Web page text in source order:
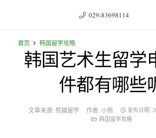
029-83698114
首页 韩国留学攻略
韩国艺术生留学
件都有哪些
文章来源: 熊猫留学 作者:小熊 发布日期:
韩国留学攻略